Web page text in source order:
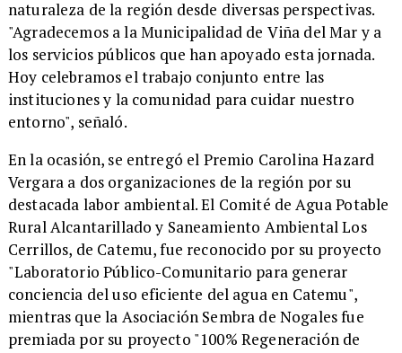
naturaleza de la región desde diversas perspectivas.
"Agradecemos a la Municipalidad de Viña del Mar y a
los servicios públicos que han apoyado esta jornada.
Hoy celebramos el trabajo conjunto entre las
instituciones y la comunidad para cuidar nuestro
entorno", señaló.
​En la ocasión, se entregó el Premio Carolina Hazard
Vergara a dos organizaciones de la región por su
destacada labor ambiental. El Comité de Agua Potable
Rural Alcantarillado y Saneamiento Ambiental Los
Cerrillos, de Catemu, fue reconocido por su proyecto
"Laboratorio Público-Comunitario para generar
conciencia del uso eficiente del agua en Catemu",
mientras que la Asociación Sembra de Nogales fue
premiada por su proyecto "100% Regeneración de